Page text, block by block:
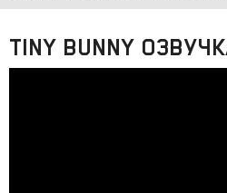
TINY BUNNY